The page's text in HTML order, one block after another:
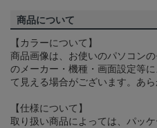
商品について
【カラーについて】
商品画像は、お使いのパソコン
のメーカー・機種・画面設定等
て見える場合がございます。あら
【仕様について】
取り扱い商品によっては、パッ